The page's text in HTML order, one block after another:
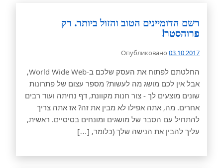
רשם הדומיינים הטוב והזול ביותר. רק
פרוהסטר!
Опубликовано 03.10.2017
החלטתם לפתוח את העסק שלכם ב-World Wide Web,
אבל אין לכם מושג מה לעשות? מספר עצום של פתרונות
שונים מוצעים לך - צור חנות מקוונת, דף נחיתה ועוד רבים
אחרים. מה, אתה אפילו לא מבין את זה? אז אתה צריך
להתחיל עם הסבר של מושגים ומונחים בסיסיים. ראשית,
עליך להבין את הנישה שלך (כלומר, […]